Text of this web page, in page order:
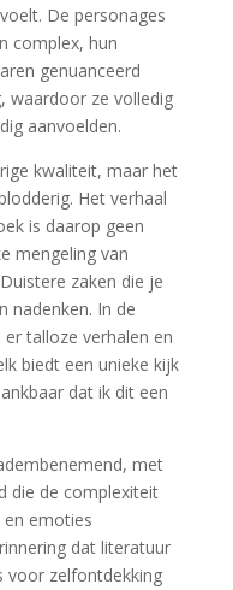
De personages
complex, hun
genuanceerd
waardoor ze volledig
aanvoelden.
kwaliteit, maar het
Het verhaal
is daarop geen
mengeling van
zaken die je
nadenken. In de
talloze verhalen en
biedt een unieke kijk
dat ik dit een
met
die de complexiteit
en emoties
dat literatuur
voor zelfontdekking